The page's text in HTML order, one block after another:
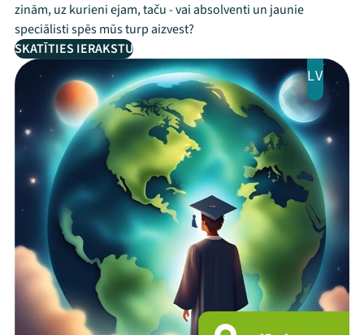
zinām, uz kurieni ejam, taču - vai absolventi un jaunie
speciālisti spēs mūs turp aizvest?
SKATĪTIES IERAKSTU
LV